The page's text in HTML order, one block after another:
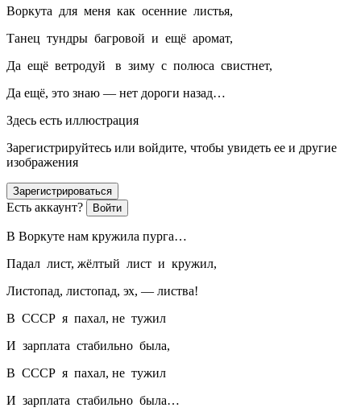
Воркута для меня как осенние листья,
Танец тундры багровой и ещё аромат,
Да ещё ветродуй в зиму с полюса свистнет,
Да ещё, это знаю — нет дороги назад…
Здесь есть иллюстрация
Зарегистрируйтесь или войдите, чтобы увидеть ее и другие
изображения
Зарегистрироваться
Есть аккаунт? Войти
В Воркуте нам кружила пурга…
Падал лист, жёлтый лист и кружил,
Листопад, листопад, эх, — листва!
В СССР я пахал, не тужил
И зарплата стабильно была,
В СССР я пахал, не тужил
И зарплата стабильно была…